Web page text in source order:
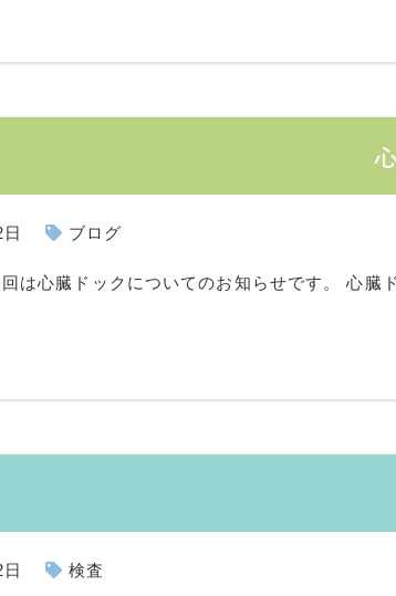
ブログ
は心臓ドックについてのお知らせです。 心臓
検査